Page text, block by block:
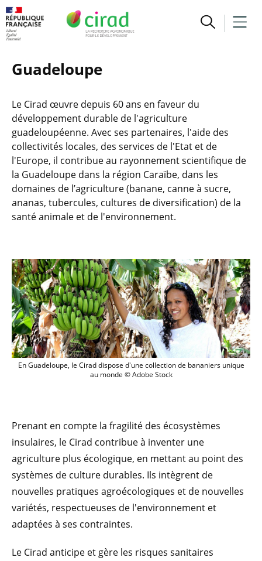
Guadeloupe
Le Cirad œuvre depuis 60 ans en faveur du
développement durable de l'agriculture
guadeloupéenne. Avec ses partenaires, l'aide des
collectivités locales, des services de l'Etat et de
l'Europe, il contribue au rayonnement scientifique de
la Guadeloupe dans la région Caraïbe, dans les
domaines de l’agriculture (banane, canne à sucre,
ananas, tubercules, cultures de diversification) de la
santé animale et de l'environnement.
En Guadeloupe, le Cirad dispose
En Guadeloupe, le Cirad dispose d'une collection de bananiers unique
au monde © Adobe Stock
Prenant en compte la fragilité des écosystèmes
insulaires, le Cirad contribue à inventer une
agriculture plus écologique, en mettant au point des
systèmes de culture durables. Ils intègrent de
nouvelles pratiques agroécologiques et de nouvelles
variétés, respectueuses de l'environnement et
adaptées à ses contraintes.
Le Cirad anticipe et gère les risques sanitaires